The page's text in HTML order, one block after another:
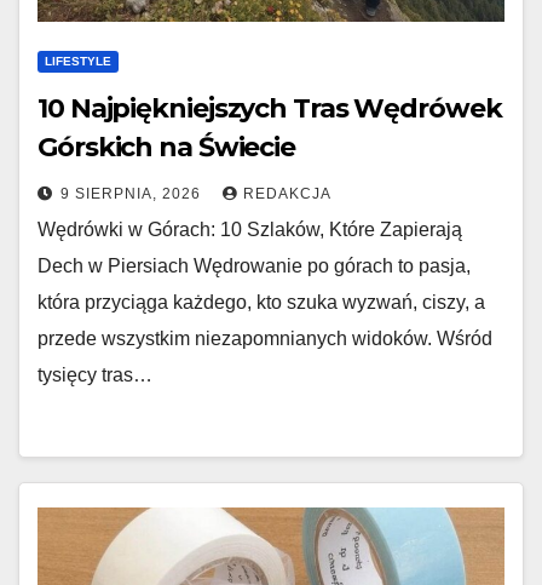
LIFESTYLE
10 Najpiękniejszych Tras Wędrówek
Górskich na Świecie
9 SIERPNIA, 2026 REDAKCJA
Wędrówki w Górach: 10 Szlaków, Które Zapierają
Dech w Piersiach Wędrowanie po górach to pasja,
która przyciąga każdego, kto szuka wyzwań, ciszy, a
przede wszystkim niezapomnianych widoków. Wśród
tysięcy tras…